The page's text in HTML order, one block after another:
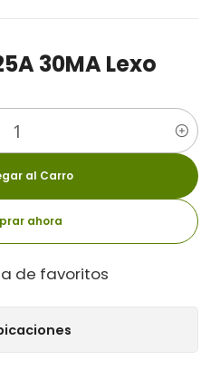
30MA Lexo
al Carro
ahora
de favoritos